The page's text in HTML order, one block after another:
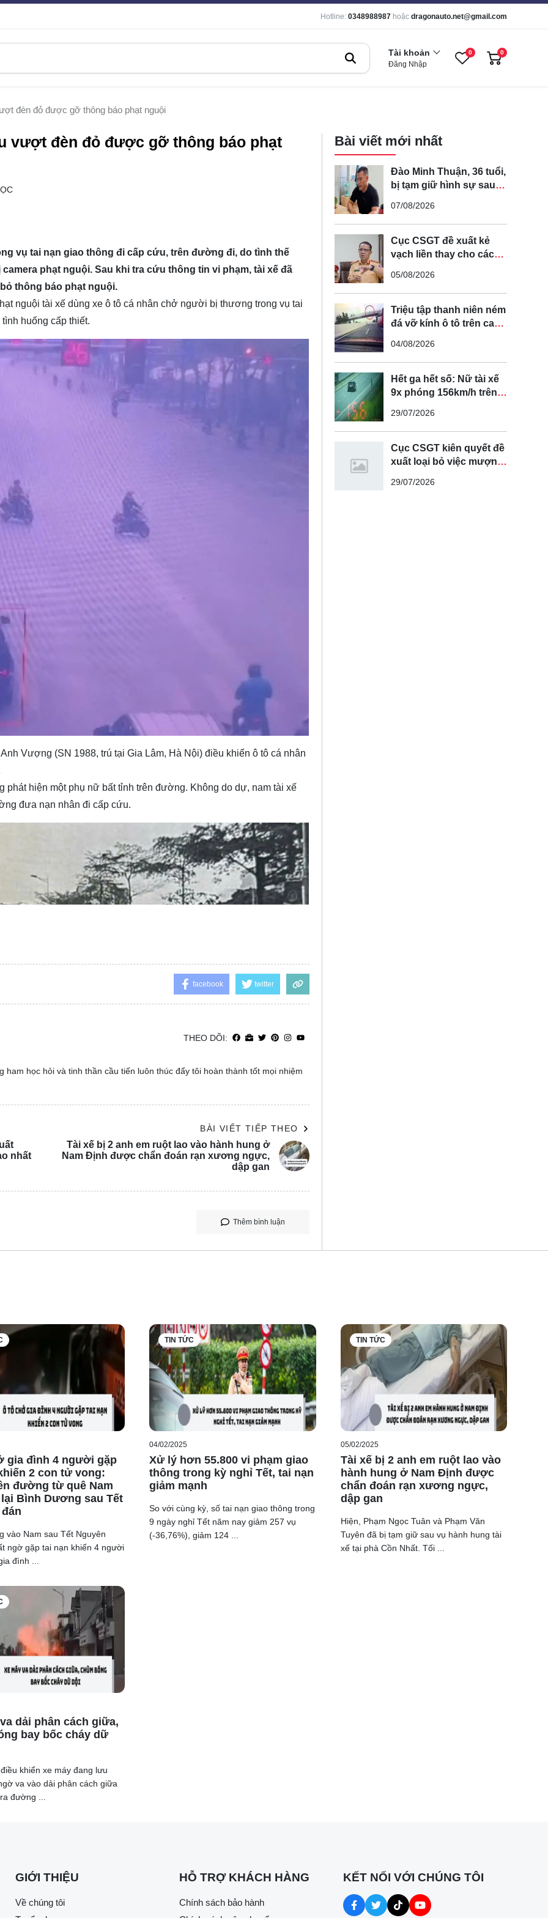
Hotline: 0348988987 hoặc dragonauto.net@gmail.com
Tài khoản
Đăng Nhập
0 0
đèn đỏ được gỡ thông báo phạt nguội
vượt đèn đỏ được gỡ thông báo phạt
vụ tai nạn giao thông đi cấp cứu, trên đường đi, do tình thế
phạt nguội. Sau khi tra cứu thông tin vi phạm, tài xế đã
thông báo phạt nguội.
nguội tài xế dùng xe ô tô cá nhân chở người bị thương trong vụ tai
huống cấp thiết.
Vượng (SN 1988, trú tại Gia Lâm, Hà Nội) điều khiển ô tô cá nhân
hiện một phụ nữ bất tỉnh trên đường. Không do dự, nam tài xế
đưa nạn nhân đi cấp cứu.
ghi nhận và đưa phương tiện vào danh sách vi phạm.
trong tình thế cấp thiết nhằm cứu người, thuộc trường hợp không bị
đó, thông báo phạt nguội được gỡ bỏ, bảo đảm quyền lợi chính
yên tâm và tin tưởng vào các quy định của pháp luật để bảo vệ
cử cao đẹp.
có giá tiền tỷ và anh sẵn sàng để chở người bị thương trên đường
bày tỏ băn khoăn việc nhường đường cho xe ưu tiên hay chở
nguội. Họ cho rằng, khi chứng minh được việc không vi phạm thì
trái chiều.
pháp luật không cứng nhắc mà luôn xét đến thực tiễn, bảo đảm
thời bác bỏ quan điểm “cứu giúp người gặp nạn là có thể bị phạt”.
chính trong tình thế cấp thiết, nhằm bảo vệ tính mạng, sức khỏe
đảm sự công bằng trong áp dụng luật mà còn khuyến khích tinh thần
facebook twitter
THEO DÕI:
học hỏi và tinh thần cầu tiến luôn thúc đẩy tôi hoàn thành tốt mọi nhiệm
nhất
BÀI VIẾT TIẾP THEO
Tài xế bị 2 anh em ruột lao vào hành hung ở
Nam Định được chẩn đoán rạn xương ngực,
dập gan
Thêm bình luận
Bài viết mới nhất
Đào Minh Thuận, 36 tuổi,
bị tạm giữ hình sự sau
rồi đạp ngã chồng cũ
của bạn gái
07/08/2026
Cục CSGT đề xuất kẻ
vạch liền thay cho các
tuyến đường cong, cua,
đèo dốc để tránh tài xế
vượt ẩu
05/08/2026
Triệu tập thanh niên ném
đá vỡ kính ô tô trên cao
04/08/2026
Hết ga hết số: Nữ tài xế
9x phóng 156km/h trên
29/07/2026
Cục CSGT kiên quyết đề
xuất loại bỏ việc mượn
để vượt xe
29/07/2026
gia đình 4 người gặp
2 con tử vong:
đường từ quê Nam
Bình Dương sau Tết
vào Nam sau Tết Nguyên
ngờ gặp tai nạn khiến 4 người
đình ...
TIN TỨC
04/02/2025
Xử lý hơn 55.800 vi phạm giao
thông trong kỳ nghỉ Tết, tai nạn
giảm mạnh
So với cùng kỳ, số tai nạn giao thông trong
9 ngày nghỉ Tết năm nay giảm 257 vụ
(-36,76%), giảm 124 ...
TIN TỨC
05/02/2025
Tài xế bị 2 anh em ruột lao vào
hành hung ở Nam Định được
chẩn đoán rạn xương ngực,
dập gan
Hiện, Phạm Ngọc Tuân và Phạm Văn
Tuyên đã bị tạm giữ sau vụ hành hung tài
xế tại phà Cồn Nhất. Tối ...
dải phân cách giữa,
bay bốc cháy dữ
khiển xe máy đang lưu
va vào dải phân cách giữa
đường ...
GIỚI THIỆU
Về chúng tôi
HỖ TRỢ KHÁCH HÀNG
Chính sách bảo hành
KẾT NỐI VỚI CHÚNG TÔI